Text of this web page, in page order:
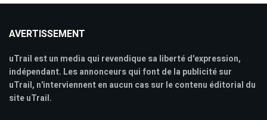
AVERTISSEMENT
uTrail est un media qui revendique sa liberté d'expression,
indépendant. Les annonceurs qui font de la publicité sur
uTrail, n'interviennent en aucun cas sur le contenu éditorial du
site uTrail.